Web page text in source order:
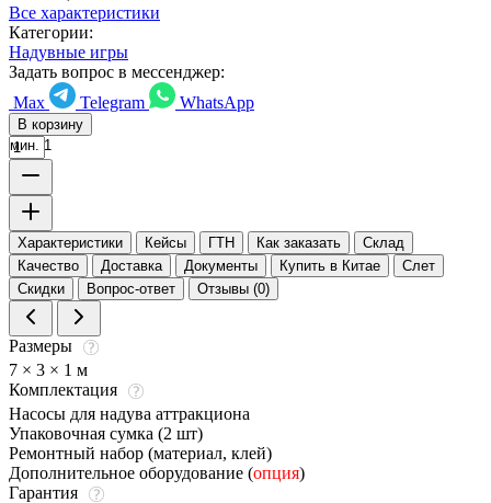
Все характеристики
Категории:
Надувные игры
Задать вопрос в мессенджер:
Max
Telegram WhatsApp
В корзину
мин. 1
Характеристики Кейсы ГТН Как заказать
Склад
Качество
Доставка Документы Купить в Китае
Слет
Скидки
Вопрос-ответ Отзывы (0)
Размеры
7 × 3 × 1 м
Комплектация
Насосы для надува аттракциона
Упаковочная сумка (2 шт)
Ремонтный набор (материал, клей)
Дополнительное оборудование (опция)
Гарантия